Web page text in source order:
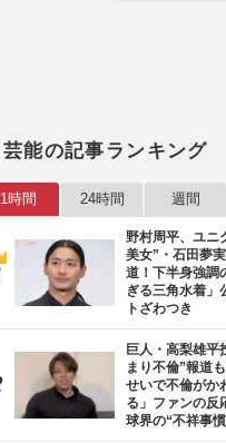
芸能の記事ランキング
1時間 24時間 週間
野村周平、ユニ
美女”・石田夢
道！下半身強調
ぎる三角水着」
トざわつき
巨人・高梨雄平
まり不倫”報道
せいで不倫がか
る」ファンの反
球界の“不祥事